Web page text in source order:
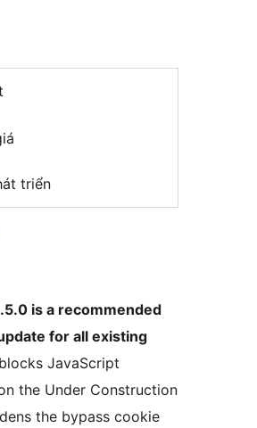
triển
is a recommended
for all existing
JavaScript
the Under Construction
the bypass cookie